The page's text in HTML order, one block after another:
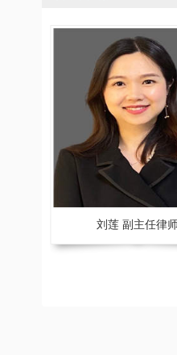
刘莲 副主任律
师获得“年度最佳刑事辩护律师”荣
誉称号